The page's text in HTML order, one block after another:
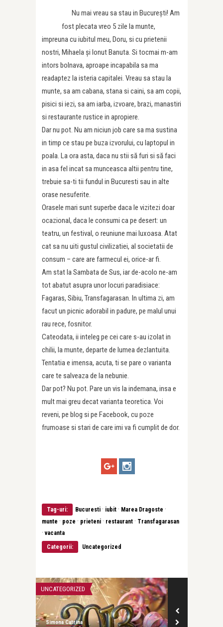
Nu mai vreau sa stau in București! Am
fost plecata vreo 5 zile la munte,
impreuna cu iubitul meu, Doru, si cu prietenii
nostri, Mihaela și Ionut Banuta. Si tocmai m-am
intors bolnava, aproape incapabila sa ma
readaptez la isteria capitalei. Vreau sa stau la
munte, sa am cabana, stana si caini, sa am copii,
pisici si iezi, sa am iarba, izvoare, brazi, manastiri
si restaurante rustice in apropiere.
Dar nu pot. Nu am niciun job care sa ma sustina
in timp ce stau pe buza izvorului, cu laptopul in
poala. La ora asta, daca nu stii să furi si să faci
in asa fel incat sa munceasca altii pentru tine,
trebuie sa-ti tii fundul in Bucuresti sau in alte
orase nesuferite.
Orasele mari sunt superbe daca le vizitezi doar
ocazional, daca le consumi ca pe desert: un
teatru, un festival, o reuniune mai luxoasa. Atat
cat sa nu uiti gustul civilizatiei, al societatii de
consum – care are farmecul ei, orice-ar fi.
Am stat la Sambata de Sus, iar de-acolo ne-am
tot abatut asupra unor locuri paradisiace:
Fagaras, Sibiu, Transfagarasan. In ultima zi, am
facut un picnic adorabil in padure, pe malul unui
rau rece, fosnitor.
Cateodata, ii inteleg pe cei care s-au izolat in
chilii, la munte, departe de lumea dezlantuita.
Tentatia e imensa, acuta, ti se pare o varianta
care te salveaza de la nebunie.
Dar pot? Nu pot. Pare un vis la indemana, insa e
mult mai greu decat varianta teoretica. Voi
reveni, pe blog si pe Facebook, cu poze
frumoase si stari de care imi va fi cumplit de dor.
Tag-uri: Bucuresti · iubit · Marea Dragoste ·
munte · poze · prieteni · restaurant · Transfagarasan
·vacanta
Categorii:
Uncategorized
UNCATEGORIZED
Simona Catrina